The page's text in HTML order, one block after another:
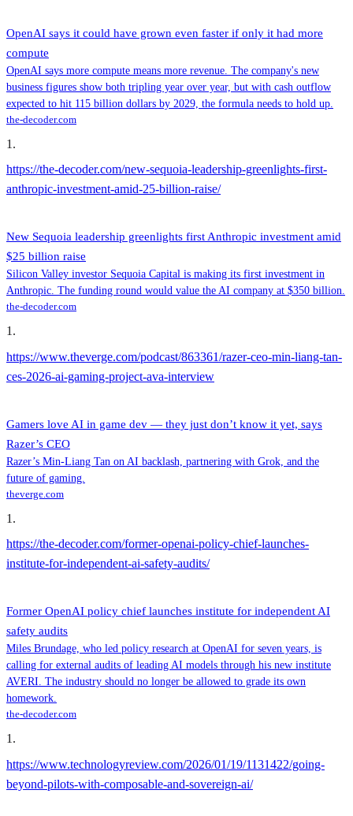
OpenAI says it could have grown even faster if only it had more
compute
OpenAI says more compute means more revenue. The company's new
business figures show both tripling year over year, but with cash outflow
expected to hit 115 billion dollars by 2029, the formula needs to hold up.
the-decoder.com
1 .
https://the-decoder.com/new-sequoia-leadership-greenlights-first-
anthropic-investment-amid-25-billion-raise/
New Sequoia leadership greenlights first Anthropic investment amid
$25 billion raise
Silicon Valley investor Sequoia Capital is making its first investment in
Anthropic. The funding round would value the AI company at $350 billion.
the-decoder.com
1 .
https://www.theverge.com/podcast/863361/razer-ceo-min-liang-tan-
ces-2026-ai-gaming-project-ava-interview
Gamers love AI in game dev — they just don’t know it yet, says
Razer’s CEO
Razer’s Min-Liang Tan on AI backlash, partnering with Grok, and the
future of gaming.
theverge.com
1 .
https://the-decoder.com/former-openai-policy-chief-launches-
institute-for-independent-ai-safety-audits/
Former OpenAI policy chief launches institute for independent AI
safety audits
Miles Brundage, who led policy research at OpenAI for seven years, is
calling for external audits of leading AI models through his new institute
AVERI. The industry should no longer be allowed to grade its own
homework.
the-decoder.com
1 .
https://www.technologyreview.com/2026/01/19/1131422/going-
beyond-pilots-with-composable-and-sovereign-ai/